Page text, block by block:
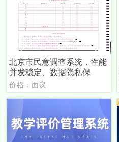
北京市民意调查系统，性能
并发稳定、数据隐私保
价格：面议